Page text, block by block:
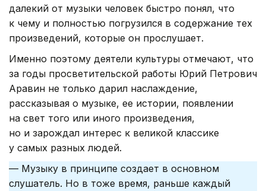
далекий от музыки человек быстро понял, что
к чему и полностью погрузился в содержание тех
произведений, которые он прослушает.
Именно поэтому деятели культуры отмечают, что
за годы просветительской работы Юрий Петрович
Аравин не только дарил наслаждение,
рассказывая о музыке, ее истории, появлении
на свет того или иного произведения,
но и зарождал интерес к великой классике
у самых разных людей.
— Музыку в принципе создает в основном
слушатель. Но в тоже время, раньше каждый